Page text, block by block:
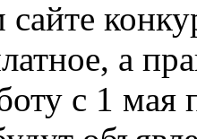
а
с 1 мая